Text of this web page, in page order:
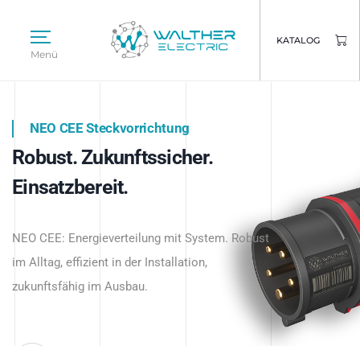
Menü
KATALOG
Intelligente Stromverteilung
beginnt hier.
NEO CEE Steckvorrichtung
Robust. Zukunftssicher.
Einsatzbereit.
NEO CEE: Energieverteilung mit System. Robust
im Alltag, effizient in der Installation,
zukunftsfähig im Ausbau.
Intelligenz trifft Energie.
Anwendungen – robust, IP-geschützt und
zukunftsfähig.